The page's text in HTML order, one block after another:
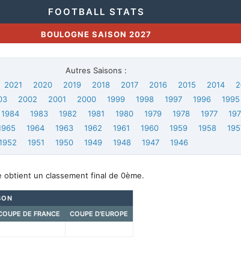
FOOTBALL STATS
BOULOGNE SAISON 2027
Autres Saisons :
2021 2020 2019 2018 2017 2016 2015 2014
2002 2001 2000 1999 1998 1997 1996 1995
1984 1983 1982 1981 1980 1979 1978 1977
1964 1963 1962 1961 1960 1959 1958
1951 1950 1949 1948 1947 1946
obtient un classement final de 0ème.
DE FRANCE COUPE D'EUROPE